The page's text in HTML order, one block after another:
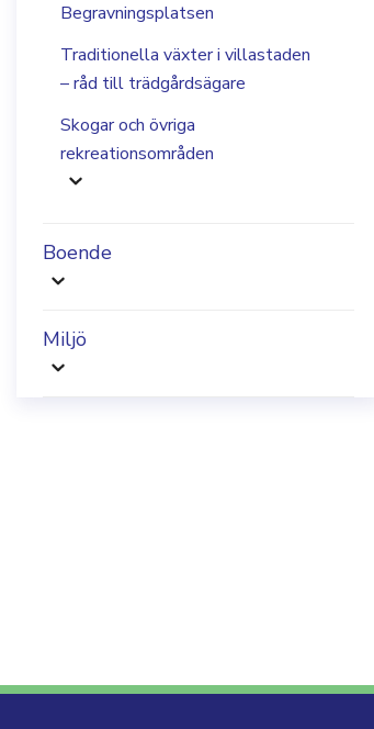
Begravningsplatsen
Traditionella växter i villastaden
– råd till trädgårdsägare
Skogar och övriga
rekreationsområden
Boende
Miljö